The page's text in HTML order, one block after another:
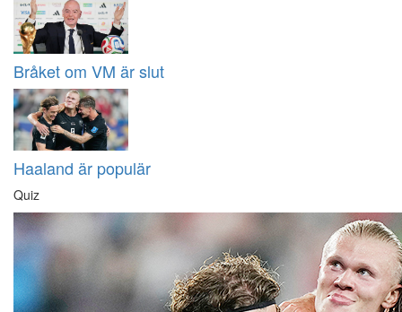
Bråket om VM är slut
Haaland är populär
Quiz